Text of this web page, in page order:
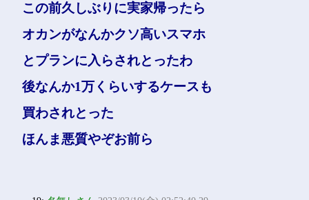
この前久しぶりに実家帰ったら
オカンがなんかクソ高いスマホ
とプランに入らされとったわ
後なんか1万くらいするケースも
買わされとった
ほんま悪質やぞお前ら